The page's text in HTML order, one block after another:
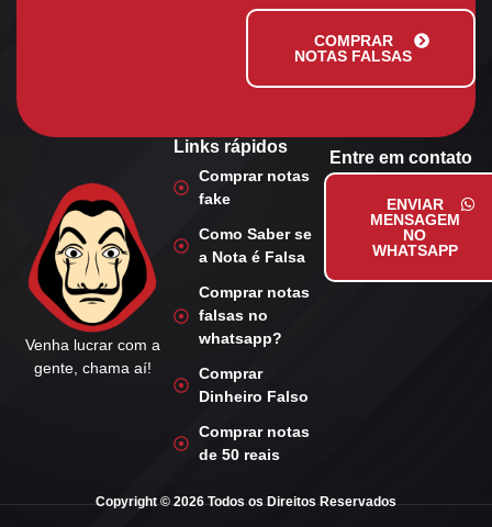
COMPRAR
NOTAS FALSAS
Venha lucrar com a
gente, chama aí!
Links rápidos
Comprar notas
fake
Como Saber se
a Nota é Falsa
Comprar notas
falsas no
whatsapp?
Comprar
Dinheiro Falso
Comprar notas
de 50 reais
Entre em contato
ENVIAR
MENSAGEM
NO
WHATSAPP
Copyright © 2026 Todos os Direitos Reservados